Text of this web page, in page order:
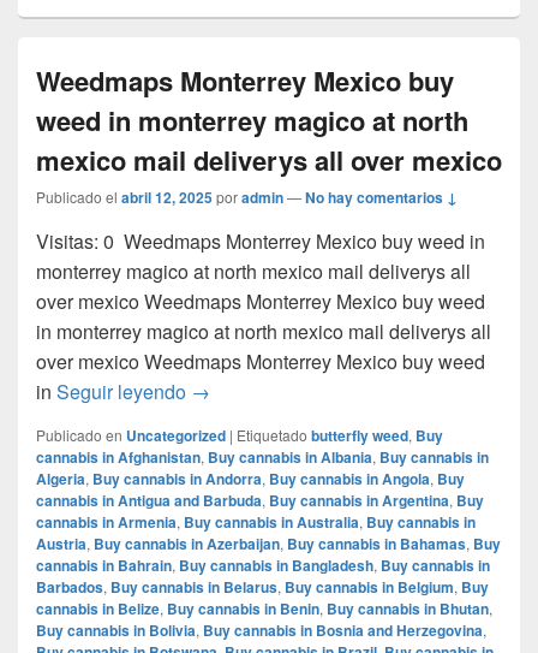
Weedmaps Monterrey Mexico buy
weed in monterrey magico at north
mexico mail deliverys all over mexico
Publicado el abril 12, 2025poradmin—No hay comentarios ↓
Visitas: 0 Weedmaps Monterrey Mexico buy weed in
monterrey magico at north mexico mail deliverys all
over mexico Weedmaps Monterrey Mexico buy weed
in monterrey magico at north mexico mail deliverys all
over mexico Weedmaps Monterrey Mexico buy weed
in Seguir leyendo Weedmaps Monterrey Mexico buy
→
Publicado en Uncategorized | Etiquetado butterfly weed, Buy
cannabis in Afghanistan, Buy cannabis in Albania, Buy cannabis in
Algeria, Buy cannabis in Andorra, Buy cannabis in Angola, Buy
cannabis in Antigua and Barbuda, Buy cannabis in Argentina, Buy
cannabis in Armenia, Buy cannabis in Australia, Buy cannabis in
Austria, Buy cannabis in Azerbaijan, Buy cannabis in Bahamas, Buy
cannabis in Bahrain, Buy cannabis in Bangladesh, Buy cannabis in
Barbados, Buy cannabis in Belarus, Buy cannabis in Belgium, Buy
cannabis in Belize, Buy cannabis in Benin, Buy cannabis in Bhutan,
Buy cannabis in Bolivia, Buy cannabis in Bosnia and Herzegovina,